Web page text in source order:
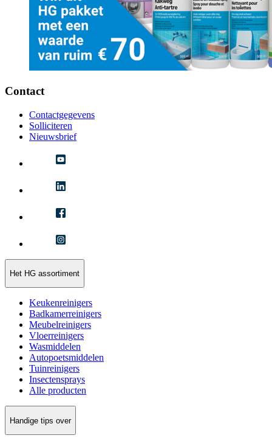
Contact
Contactgegevens
Solliciteren
Nieuwsbrief
Het HG assortiment
Keukenreinigers
Badkamerreinigers
Meubelreinigers
Vloerreinigers
Wasmiddelen
Autopoetsmiddelen
Tuinreinigers
Insectensprays
Alle producten
Handige tips over